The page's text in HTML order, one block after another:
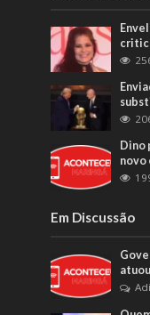
Dino
novo
Em Discussão